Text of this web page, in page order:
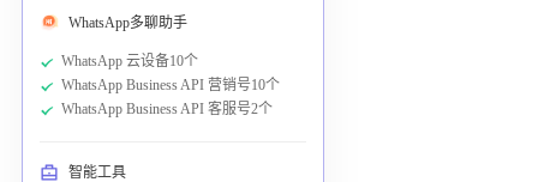
WhatsApp多聊助手
WhatsApp 云设备10个
WhatsApp Business API 营销号10个
WhatsApp Business API 客服号2个
智能工具